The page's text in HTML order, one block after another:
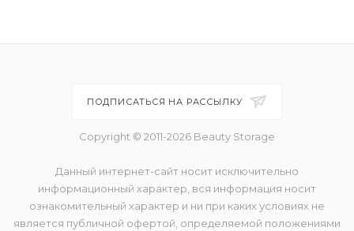
ПОДПИСАТЬСЯ НА РАССЫЛКУ
Copyright © 2011-2026 Beauty Storage
Данный интернет-сайт носит исключительно
информационный характер, вся информация носит
ознакомительный характер и ни при каких условиях не
является публичной офертой, определяемой положениями